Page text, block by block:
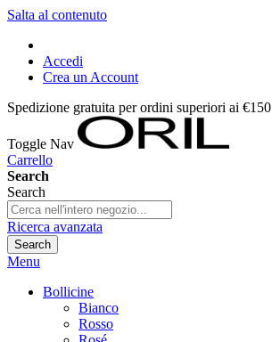
Salta al contenuto
Accedi
Crea un Account
Spedizione gratuita per ordini superiori ai €150
Toggle Nav
Carrello
Search
Search
Ricerca avanzata
Search
Menu
Bollicine
Bianco
Rosso